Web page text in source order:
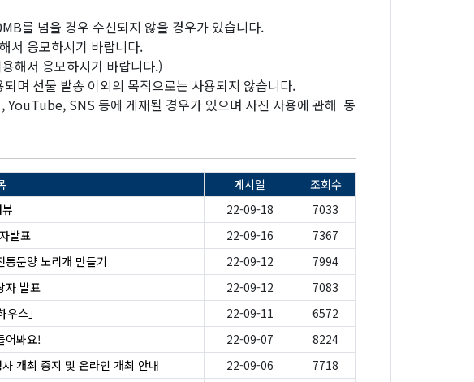
를 넘을 경우 수신되지 않을 경우가 있습니다.
서 응모하시기 바랍니다.
해서 응모하시기 바랍니다.)
며 선물 발송 이외의 목적으로는 사용되지 않습니다.
SNS 등에 게재될 경우가 있으며 사진 사용에 관해 동
게시일
조회수
22-09-18
7033
발표 22-09-16
7367
문양 노리개 만들기 22-09-12
7994
자 발표 22-09-12
7083
스」 22-09-11
6572
어봐요! 22-09-07
8224
개최 중지 및 온라인 개최 안내 22-09-06
7718